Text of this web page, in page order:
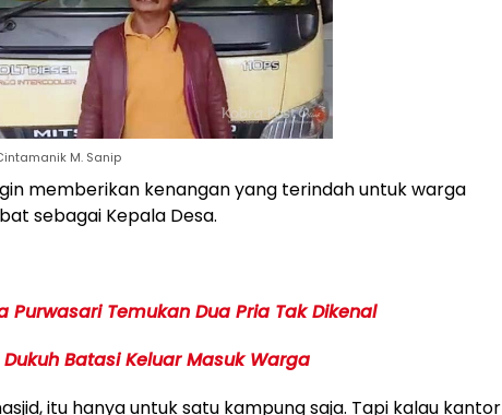
M. Sanip
memberikan kenangan yang terindah untuk warga
sebagai Kepala Desa.
Purwasari Temukan Dua Pria Tak Dikenal
Dukuh Batasi Keluar Masuk Warga
itu hanya untuk satu kampung saja. Tapi kalau kantor